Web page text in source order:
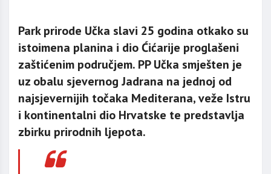
Park prirode Učka slavi 25 godina otkako su
istoimena planina i dio Ćićarije proglašeni
zaštićenim područjem. PP Učka smješten je
uz obalu sjevernog Jadrana na jednoj od
najsjevernijih točaka Mediterana, veže Istru
i kontinentalni dio Hrvatske te predstavlja
zbirku prirodnih ljepota.